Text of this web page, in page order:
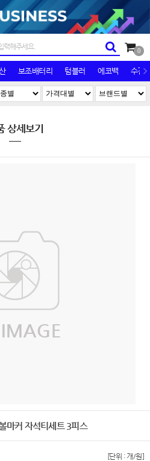
0
보조배터리 텀블러 에코백 수건/
상세보기
마커 자석티세트 3피스
[단위 : 개/원]